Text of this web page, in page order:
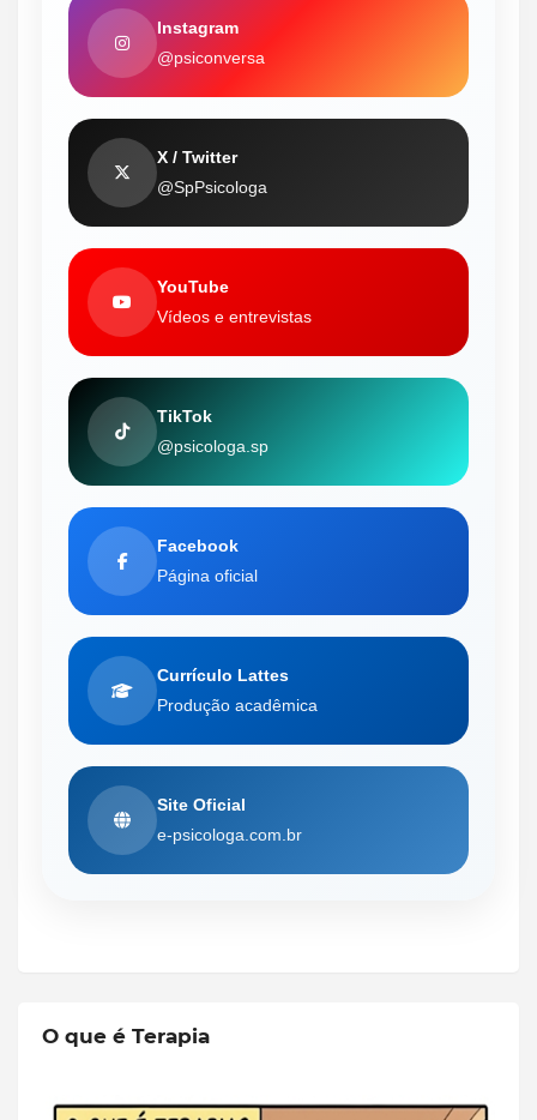
Instagram
@psiconversa
X / Twitter
@SpPsicologa
YouTube
Vídeos e entrevistas
TikTok
@psicologa.sp
Facebook
Página oficial
Currículo Lattes
Produção acadêmica
Site Oficial
e-psicologa.com.br
O que é Terapia